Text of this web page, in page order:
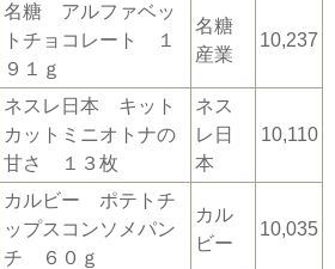
名糖 アルファベッ
トチョコレート １
９１ｇ
名糖
産業
10,237
ネスレ日本 キット
カットミニオトナの
甘さ １３枚
ネス
レ日
本
10,110
カルビー ポテトチ
ップスコンソメパン
チ ６０ｇ
カル
ビー
10,035